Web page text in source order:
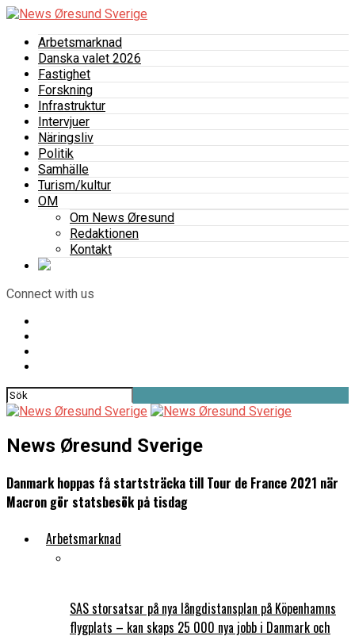
Arbetsmarknad
Danska valet 2026
Fastighet
Forskning
Infrastruktur
Intervjuer
Näringsliv
Politik
Samhälle
Turism/kultur
OM
Om News Øresund
Redaktionen
Kontakt
Connect with us
News Øresund Sverige
Danmark hoppas få startsträcka till Tour de France 2021 när
Macron gör statsbesök på tisdag
Arbetsmarknad
SAS storsatsar på nya långdistansplan på Köpenhamns
flygplats – kan skaps 25 000 nya jobb i Danmark och